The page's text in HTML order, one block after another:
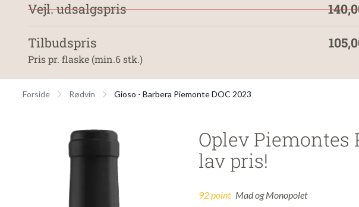
Vejl. udsalgspris
Tilbudspris
Pris pr. flaske (min.6 stk.)
Forside Rødvin Gioso - Barbera Piemonte DOC 2023
Oplev
lav pris!
92 point Mad og Monopolet